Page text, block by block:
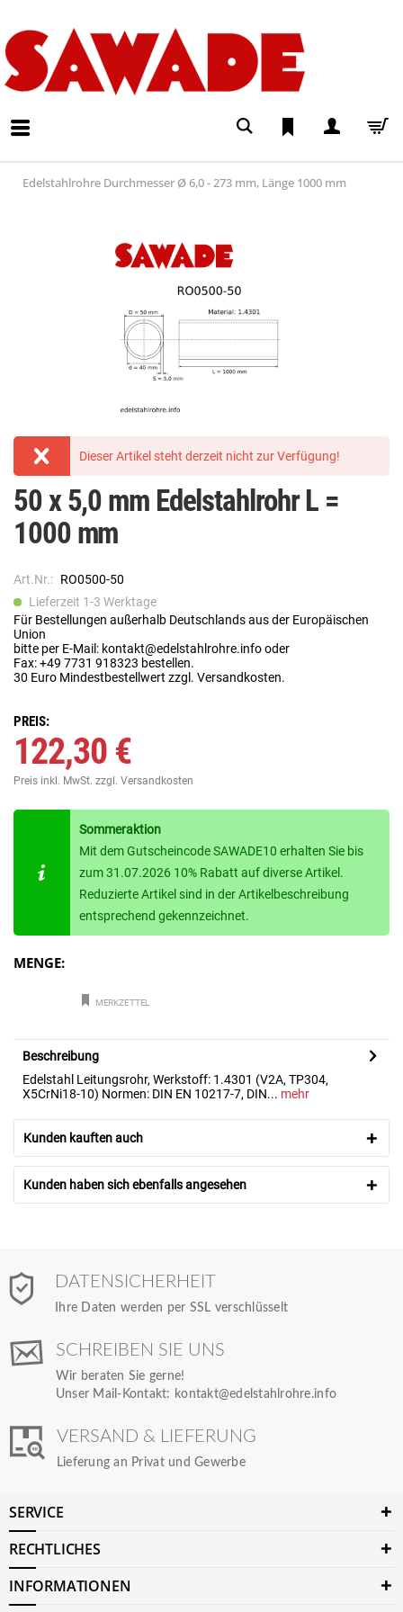
Edelstahlrohre Durchmesser Ø 6,0 - 273 mm, Länge 1000 mm
Dieser Artikel steht derzeit nicht zur Verfügung!
50 x 5,0 mm Edelstahlrohr L =
1000 mm
Art.Nr.: RO0500-50
Lieferzeit 1-3 Werktage
Für Bestellungen außerhalb Deutschlands aus der Europäischen
Union
bitte per E-Mail: kontakt@edelstahlrohre.info oder
Fax: +49 7731 918323 bestellen.
30 Euro Mindestbestellwert zzgl. Versandkosten.
PREIS:
122,30 €
Preis inkl. MwSt. zzgl. Versandkosten
Sommeraktion
Mit dem Gutscheincode SAWADE10 erhalten Sie bis
zum 31.07.2026 10% Rabatt auf diverse Artikel.
Reduzierte Artikel sind in der Artikelbeschreibung
entsprechend gekennzeichnet.
MENGE:
MERKZETTEL
Beschreibung
Edelstahl Leitungsrohr, Werkstoff: 1.4301 (V2A, TP304,
X5CrNi18-10) Normen: DIN EN 10217-7, DIN... mehr
Kunden kauften auch
Kunden haben sich ebenfalls angesehen
DATENSICHERHEIT
Ihre Daten werden per SSL verschlüsselt
SCHREIBEN SIE UNS
Wir beraten Sie gerne!
Unser Mail-Kontakt: kontakt@edelstahlrohre.info
VERSAND & LIEFERUNG
Lieferung an Privat und Gewerbe
SERVICE
RECHTLICHES
INFORMATIONEN